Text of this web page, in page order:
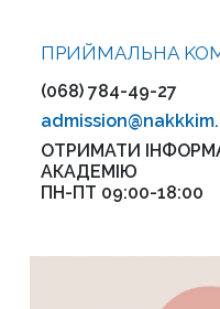
ПРИЙМАЛЬНА
(068) 784-49-27
ОТРИМАТИ
АКАДЕМІЮ
ПН-ПТ 09:00-18:00